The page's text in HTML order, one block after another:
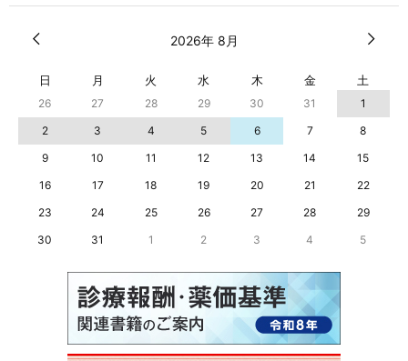
2026年 8月
日 月 火 水 木 金 土
26 27 28 29 30 31
1
2
3 4 5 6 7
8
9
10 11 12 13 14
15
16
17 18 19 20 21
22
23
24 25 26 27 28
29
30
31 1 2 3 4 5